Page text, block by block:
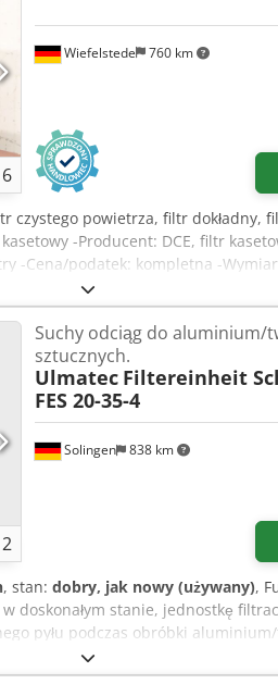
6
Wiefelstede 760 km
czystego powietrza, filtr dokładny,
-Producent: DCE, filtr
-Cena/podatek: kompletna -
Solingen 838 km
Suchy odciąg do aluminium/
sztucznych.
Ulmatec Filtereinheit
FES 20-35-4
, stan: dobry, jak nowy (używany),
doskonałym stanie, jednostkę
pyłu podczas obróbki
Cedpfxezlr Dcs Apborf
Typ: Odsysanie suchego pyłu dla